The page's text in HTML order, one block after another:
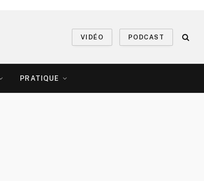
VIDÉO PODCAST
PRATIQUE